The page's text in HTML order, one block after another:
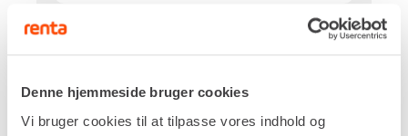
Denne hjemmeside bruger cookies
Vi bruger cookies til at tilpasse vores indhold og
Løftekapacitet
Løftehøjde, maks.
5,68 m